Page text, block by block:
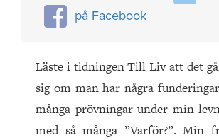
på Facebook
Läste i tidningen Till Liv att det
sig om man har några
många prövningar under min
med så många ”Varför?”. Min